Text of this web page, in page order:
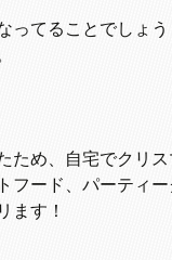
ってることでしょう
ため、自宅でクリ
フード、パーティ
ます！